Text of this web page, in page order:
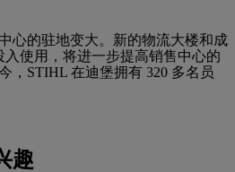
心的驻地变大。新的物流大楼和成
入使用，将进一步提高销售中心的
，STIHL 在迪堡拥有 320 多名员
趣